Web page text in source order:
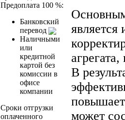
Предоплата 100 %:
Банковский
перевод
Наличными
или
кредитной
картой без
комиссии в
офисе
компании
Сроки отгрузки
оплаченного
является
В
может